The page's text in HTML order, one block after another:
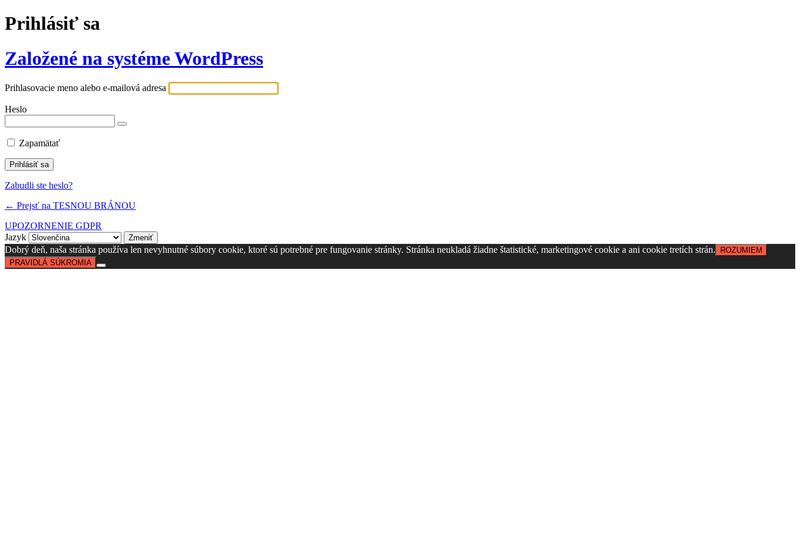
Prihlásiť sa
Založené na systéme WordPress
Prihlasovacie meno alebo e-mailová adresa
Heslo
Zapamätať
Zabudli ste heslo?
← Prejsť na TESNOU BRÁNOU
UPOZORNENIE GDPR
Jazyk
Dobrý deň, naša stránka používa len nevyhnutné súbory cookie, ktoré sú potrebné pre fungovanie stránky. Stránka neukladá žiadne štatistické, marketingové cookie a ani cookie tretích strán.
ROZUMIEM
PRAVIDLÁ SÚKROMIA